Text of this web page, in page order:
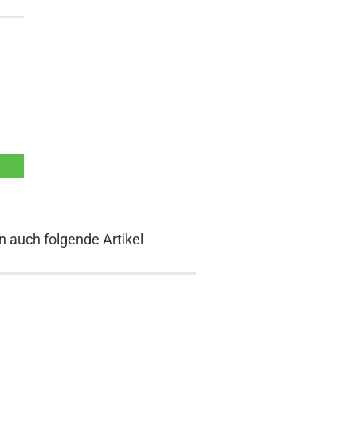
auch folgende Artikel